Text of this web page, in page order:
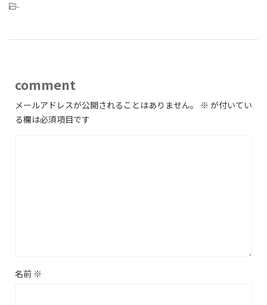
-
comment
メールアドレスが公開されることはありません。 ※ が付いてい
る欄は必須項目です
名前 ※